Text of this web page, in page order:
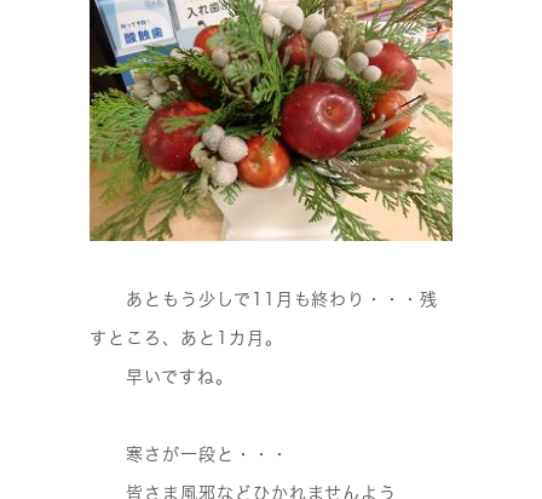
あともう少しで11月も終わり・・・残
すところ、あと1カ月。
早いですね。
寒さが一段と・・・
皆さま風邪などひかれませんよう